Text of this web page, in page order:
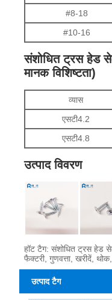
#8-18
#10-16
संशोधित ट्रस हेड
मानक विशिष्टता)
व्यास
एसटी4.2
एसटी4.8
उत्पाद विवरण
हॉट टैग: संशोधित ट्रस हेड
फैक्टरी, गुणवत्ता, खरीदें,
उत्पाद टैग